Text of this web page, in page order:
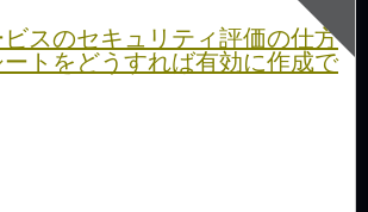
スのセキュリティ評価の仕方
ートをどうすれば有効に作成で